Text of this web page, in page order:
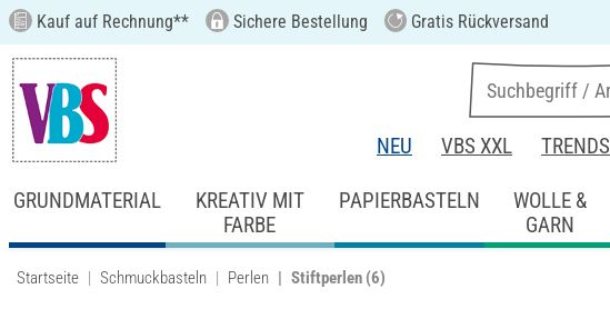
Kauf auf Rechnung** Sichere Bestellung Gratis Rückversand
NEU VBS XXL TRENDS
GRUNDMATERIAL
KREATIV MIT
FARBE
PAPIERBASTELN
WOLLE &
GARN
Startseite Schmuckbasteln Perlen Stiftperlen (6)